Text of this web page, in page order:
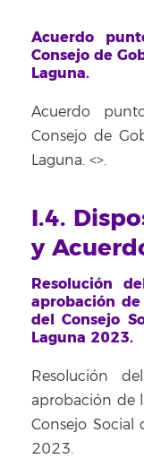
Acuerdo
Consejo de
Laguna.
Acuerdo
Consejo de
Laguna. <>.
I.4.
y
Resolución
aprobación
del Consejo
Laguna 2023.
Resolución
aprobación de
Consejo Social
2023.